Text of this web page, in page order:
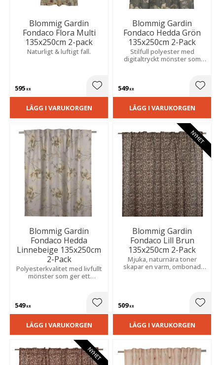
Blommig Gardin
Fondaco Flora Multi
135x250cm 2-pack
Naturligt & luftigt fall.
595 KR Lägg till i favoriter
LÄGG I VARUKORGEN
Blommig Gardin
Fondaco Hedda Grön
135x250cm 2-Pack
Stilfull polyester med
digitaltryckt mönster som
Slubeffekt skapar en unik
struktur och ett vackert fall.
549KR
LÄGG I VARUKORGEN
Blommig Gardin
Fondaco Hedda
Linnebeige 135x250cm
2-Pack
Polyesterkvalitet med livfullt
mönster som ger ett
struktur och tillför rummet
549KR Lägg till i favoriter
LÄGG I VARUKORGEN
Blommig Gardin
Fondaco Lill Brun
135x250cm 2-Pack
Mjuka, naturnära toner
skapar en varm, ombonad
509KR
NYHET
LÄGG I VARUKORGEN
NYHET